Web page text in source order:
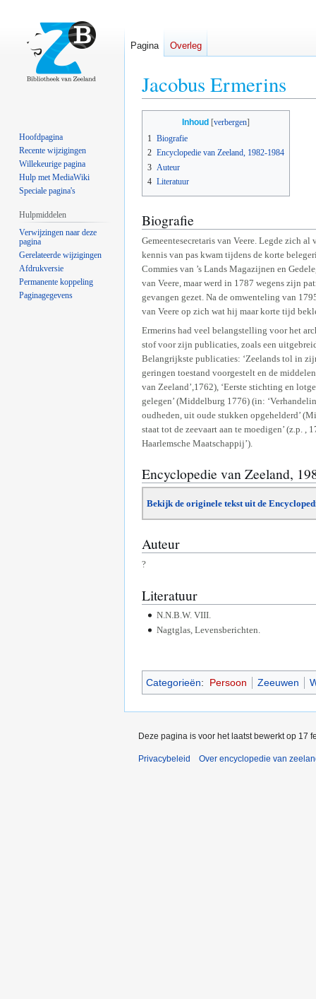
Jacobus Ermerins
navigatie
springen
zoeken
springen
Inhoud
1 Biografie
2 Encyclopedie van Zeeland, 1982-1984
3 Auteur
4 Literatuur
Biografie
Gemeentesecretaris van Veere. Legde zich
kennis van pas kwam tijdens de korte
Commies van ’s Lands Magazijnen en
van Veere, maar werd in 1787 wegens zijn
gevangen gezet. Na de omwenteling van
van Veere op zich wat hij maar korte tijd
Ermerins had veel belangstelling voor het
stof voor zijn publicaties, zoals een
Belangrijkste publicaties: ‘Zeelands tol in
geringen toestand voorgestelt en de
van Zeeland’,1762), ‘Eerste stichting en
gelegen’ (Middelburg 1776) (in:
oudheden, uit oude stukken opgehelderd’
staat tot de zeevaart aan te moedigen’ (z.p. ,
Haarlemsche Maatschappij’).
Encyclopedie van Zeeland,
Bekijk de originele tekst uit de
Auteur
?
Literatuur
N.N.B.W. VIII.
Nagtglas, Levensberichten.
Categorieën: Persoon Zeeuwen
Pagina Overleg
Hoofdpagina
Recente wijzigingen
Willekeurige pagina
Hulp met MediaWiki
Speciale pagina's
Hulpmiddelen
Verwijzingen naar deze
pagina
Gerelateerde wijzigingen
Afdrukversie
Permanente koppeling
Paginagegevens
Deze pagina is voor het laatst bewerkt op 17
Privacybeleid Over encyclopedie van